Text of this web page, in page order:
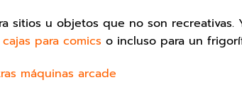
u objetos que no son recreativas.
cajas para comics o incluso para un
máquinas arcade